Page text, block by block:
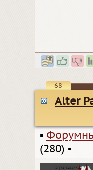
68
Alter
▪
(280) ▪